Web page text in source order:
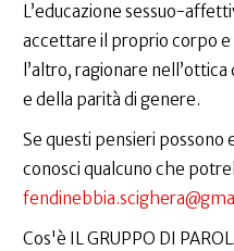
L’educazione sessuo-
accettare il proprio corpo
l’altro, ragionare
e della parità di genere.
Se questi pensieri possono
conosci qualcuno che
Cos'è IL GRUPPO DI